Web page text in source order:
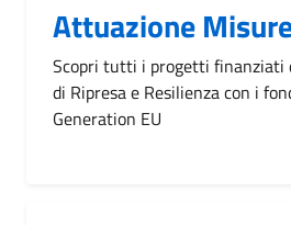
Attuazione
Scopri tutti i progetti finanziati
di Ripresa e Resilienza con i
Generation EU